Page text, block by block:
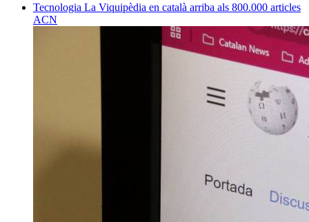
Tecnologia La Viquipèdia en català arriba als 800.000 articles
ACN